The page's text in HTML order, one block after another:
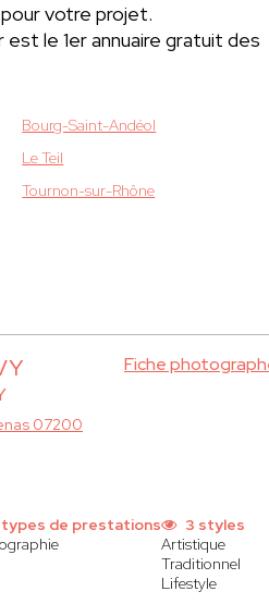
votre projet.
le 1er annuaire gratuit des
Bourg-Saint-Andéol
Le Teil
Tournon-sur-Rhône
Fiche
07200
types de prestations
3 styles
Artistique
Traditionnel
Lifestyle